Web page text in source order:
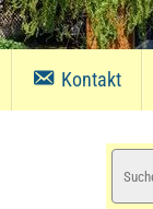
Kontakt